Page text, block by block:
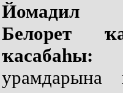
Белорет
ҡасабаһы: